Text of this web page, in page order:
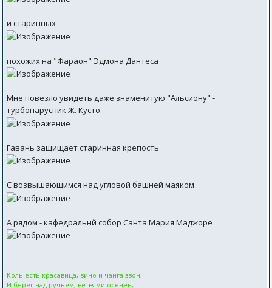
и старинных
похожих на "Фараон" Эдмона Дантеса
Мне повезло увидеть даже знаменитую "Альсиону" -
турбопарусник Ж. Кусто.
Гавань защищает старинная крепость
С возвышающимся над угловой башней маяком
А рядом - кафедральнй собор Санта Мария Маджоре
--------------------
Коль есть красавица, вино и чанга звон,
И берег над ручьем, ветвями осенен,